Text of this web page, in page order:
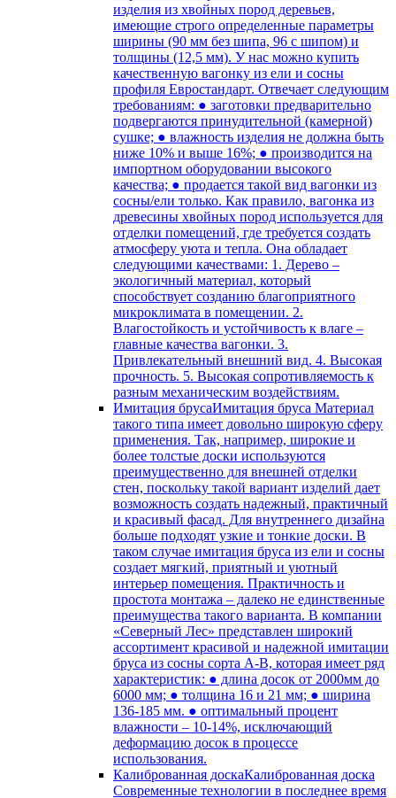
изделия из хвойных пород деревьев,
имеющие строго определенные параметры
ширины (90 мм без шипа, 96 с шипом) и
толщины (12,5 мм). У нас можно купить
качественную вагонку из ели и сосны
профиля Евростандарт. Отвечает следующим
требованиям: ● заготовки предварительно
подвергаются принудительной (камерной)
сушке; ● влажность изделия не должна быть
ниже 10% и выше 16%; ● производится на
импортном оборудовании высокого
качества; ● продается такой вид вагонки из
сосны/ели только. Как правило, вагонка из
древесины хвойных пород используется для
отделки помещений, где требуется создать
атмосферу уюта и тепла. Она обладает
следующими качествами: 1. Дерево –
экологичный материал, который
способствует созданию благоприятного
микроклимата в помещении. 2.
Влагостойкость и устойчивость к влаге –
главные качества вагонки. 3.
Привлекательный внешний вид. 4. Высокая
прочность. 5. Высокая сопротивляемость к
разным механическим воздействиям.
Имитация брусаИмитация бруса Материал
такого типа имеет довольно широкую сферу
применения. Так, например, широкие и
более толстые доски используются
преимущественно для внешней отделки
стен, поскольку такой вариант изделий дает
возможность создать надежный, практичный
и красивый фасад. Для внутреннего дизайна
больше подходят узкие и тонкие доски. В
таком случае имитация бруса из ели и сосны
создает мягкий, приятный и уютный
интерьер помещения. Практичность и
простота монтажа – далеко не единственные
преимущества такого варианта. В компании
«Северный Лес» представлен широкий
ассортимент красивой и надежной имитации
бруса из сосны сорта А-В, которая имеет ряд
характеристик: ● длина досок от 2000мм до
6000 мм; ● толщина 16 и 21 мм; ● ширина
136-185 мм. ● оптимальный процент
влажности – 10-14%, исключающий
деформацию досок в процессе
использования.
Калиброванная доскаКалиброванная доска
Современные технологии в последнее время